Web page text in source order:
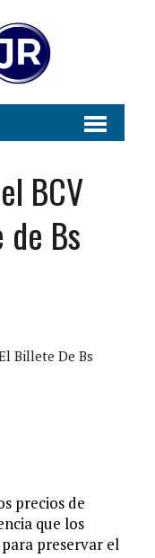
BCV
Bs
Billete De Bs
precios de
que los
preservar el